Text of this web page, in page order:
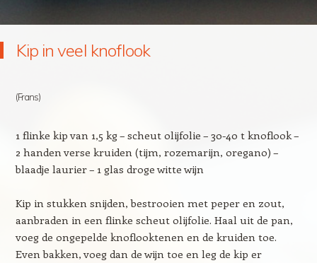
Kip in veel knoflook
(Frans)
1 flinke kip van 1,5 kg – scheut olijfolie – 30-40 t knoflook –
2 handen verse kruiden (tijm, rozemarijn, oregano) –
blaadje laurier – 1 glas droge witte wijn
Kip in stukken snijden, bestrooien met peper en zout,
aanbraden in een flinke scheut olijfolie. Haal uit de pan,
voeg de ongepelde knoflooktenen en de kruiden toe.
Even bakken, voeg dan de wijn toe en leg de kip er